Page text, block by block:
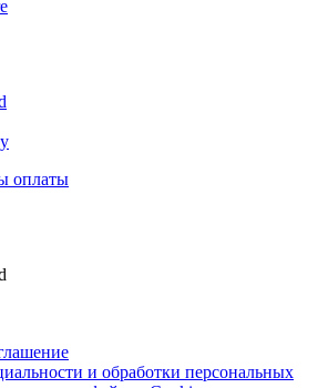
оплаты
и обработки персональных